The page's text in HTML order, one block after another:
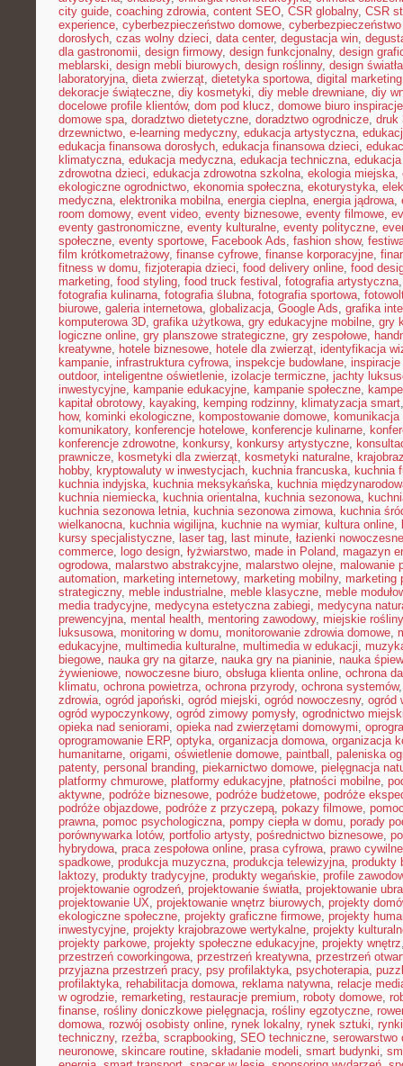
city guide, coaching zdrowia, content SEO, CSR globalny, CSR
experience, cyberbezpieczeństwo domowe,
dorosłych, czas wolny dzieci, data center, degustacja win,
dla gastronomii, design firmowy, design funkcjonalny, design
meblarski, design mebli biurowych, design roślinny, design światła
laboratoryjna, dieta zwierząt, dietetyka sportowa, digital marketing
dekoracje świąteczne, diy kosmetyki, diy meble drewniane, diy
docelowe profile klientów, dom pod klucz, domowe biuro inspiracje
domowe spa, doradztwo dietetyczne, doradztwo ogrodnicze, druk
drzewnictwo, e-learning medyczny, edukacja artystyczna,
edukacja finansowa dorosłych, edukacja finansowa dzieci,
klimatyczna, edukacja medyczna, edukacja techniczna,
zdrowotna dzieci, edukacja zdrowotna szkolna, ekologia miejska,
ekologiczne ogrodnictwo, ekonomia społeczna, ekoturystyka,
medyczna, elektronika mobilna, energia cieplna, energia jądrowa,
room domowy, event video, eventy biznesowe, eventy filmowe,
eventy gastronomiczne, eventy kulturalne, eventy polityczne,
społeczne, eventy sportowe, Facebook Ads, fashion show,
film krótkometrażowy, finanse cyfrowe, finanse korporacyjne,
fitness w domu, fizjoterapia dzieci, food delivery online, food
marketing, food styling, food truck festival , fotografia artystyczna
fotografia kulinarna, fotografia ślubna, fotografia sportowa,
biurowe, galeria internetowa, globalizacja, Google Ads, grafika
komputerowa 3D, grafika użytkowa, gry edukacyjne mobilne, gry
logiczne online, gry planszowe strategiczne, gry zespołowe,
kreatywne, hotele biznesowe, hotele dla zwierząt, identyfikacja
kampanie, infrastruktura cyfrowa, inspekcje budowlane,
outdoor, inteligentne oświetlenie, izolacje termiczne, jachty
inwestycyjne, kampanie edukacyjne, kampanie społeczne,
kapitał obrotowy, kayaking, kemping rodzinny, klimatyzacja smart
how, kominki ekologiczne, kompostowanie domowe, komunikacja
komunikatory, konferencje hotelowe, konferencje kulinarne,
konferencje zdrowotne, konkursy, konkursy artystyczne,
prawnicze, kosmetyki dla zwierząt, kosmetyki naturalne,
hobby, kryptowaluty w inwestycjach, kuchnia francuska, kuchnia
kuchnia indyjska, kuchnia meksykańska, kuchnia
kuchnia niemiecka, kuchnia orientalna, kuchnia sezonowa,
kuchnia sezonowa letnia, kuchnia sezonowa zimowa, kuchnia
wielkanocna, kuchnia wigilijna, kuchnie na wymiar, kultura online,
kursy specjalistyczne, laser tag, last minute, łazienki nowoczesne
commerce, logo design, łyżwiarstwo, made in Poland, magazyn
ogrodowa, malarstwo abstrakcyjne, malarstwo olejne, malowanie
automation, marketing internetowy, marketing mobilny, marketing
strategiczny, meble industrialne, meble klasyczne, meble
media tradycyjne, medycyna estetyczna zabiegi, medycyna
prewencyjna, mental health, mentoring zawodowy, miejskie rośliny
luksusowa, monitoring w domu, monitorowanie zdrowia domowe,
edukacyjne, multimedia kulturalne, multimedia w edukacji,
biegowe, nauka gry na gitarze, nauka gry na pianinie, nauka
żywieniowe, nowoczesne biuro, obsługa klienta online, ochrona
klimatu, ochrona powietrza, ochrona przyrody, ochrona systemów
zdrowia, ogród japoński, ogród miejski, ogród nowoczesny, ogród
ogród wypoczynkowy, ogród zimowy pomysły, ogrodnictwo
opieka nad seniorami, opieka nad zwierzętami domowymi,
oprogramowanie ERP, optyka, organizacja domowa, organizacja
humanitarne, origami, oświetlenie domowe, paintball , paleniska
patenty, personal branding, piekarnictwo domowe, pielęgnacja
platformy chmurowe, platformy edukacyjne, płatności mobilne,
aktywne, podróże biznesowe, podróże budżetowe, podróże
podróże objazdowe, podróże z przyczepą, pokazy filmowe,
prawna, pomoc psychologiczna, pompy ciepła w domu, porady
porównywarka lotów, portfolio artysty, pośrednictwo biznesowe,
hybrydowa, praca zespołowa online, prasa cyfrowa, prawo
spadkowe, produkcja muzyczna, produkcja telewizyjna, produkty
laktozy, produkty tradycyjne, produkty wegańskie, profile
projektowanie ogrodzeń, projektowanie światła, projektowanie
projektowanie UX, projektowanie wnętrz biurowych, projekty
ekologiczne społeczne, projekty graficzne firmowe, projekty
inwestycyjne, projekty krajobrazowe wertykalne, projekty
projekty parkowe, projekty społeczne edukacyjne, projekty wnętrz
przestrzeń coworkingowa, przestrzeń kreatywna, przestrzeń
przyjazna przestrzeń pracy, psy profilaktyka, psychoterapia,
profilaktyka, rehabilitacja domowa, reklama natywna, relacje
w ogrodzie, remarketing, restauracje premium, roboty domowe,
finanse, rośliny doniczkowe pielęgnacja, rośliny egzotyczne,
domowa, rozwój osobisty online, rynek lokalny, rynek sztuki,
techniczny, rzeźba, scrapbooking, SEO techniczne, serowarstwo
neuronowe, skincare routine, składanie modeli, smart budynki,